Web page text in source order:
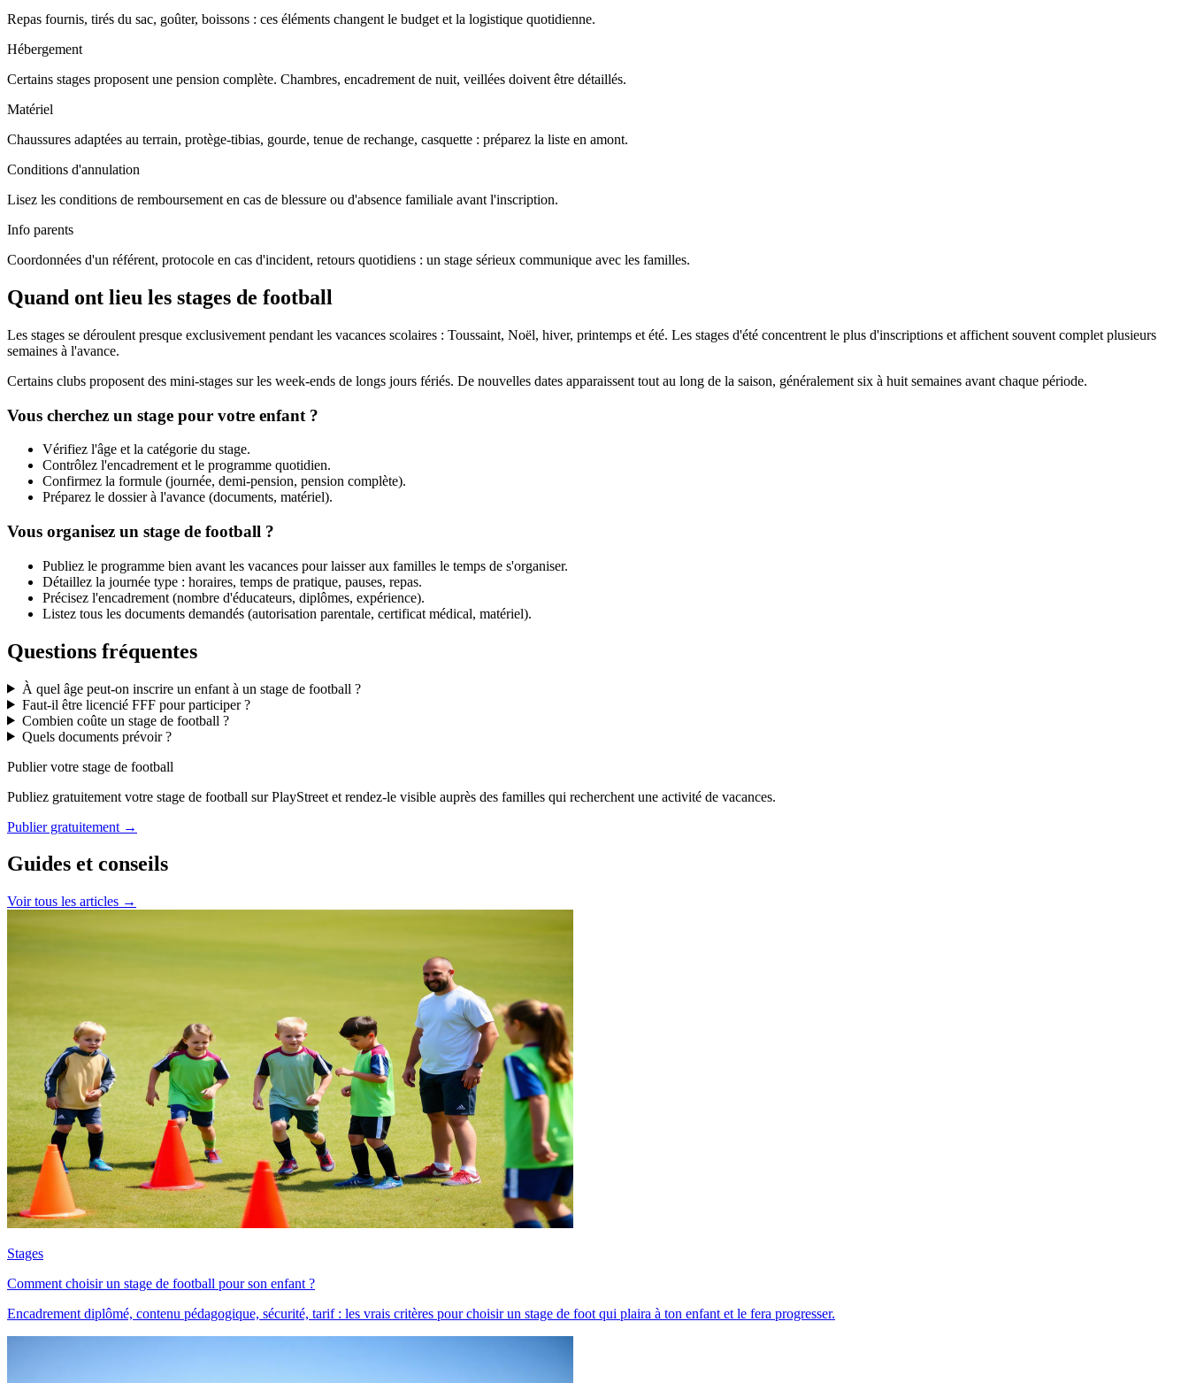
Repas fournis, tirés du sac, goûter, boissons : ces éléments changent le budget et la logistique quotidienne.
Hébergement
Certains stages proposent une pension complète. Chambres, encadrement de nuit, veillées doivent être détaillés.
Matériel
Chaussures adaptées au terrain, protège-tibias, gourde, tenue de rechange, casquette : préparez la liste en amont.
Conditions d'annulation
Lisez les conditions de remboursement en cas de blessure ou d'absence familiale avant l'inscription.
Info parents
Coordonnées d'un référent, protocole en cas d'incident, retours quotidiens : un stage sérieux communique avec les familles.
Quand ont lieu les stages de football
Les stages se déroulent presque exclusivement pendant les vacances scolaires : Toussaint, Noël, hiver, printemps et été. Les stages d'été concentrent le plus d'inscriptions et affichent souvent complet plusieurs
semaines à l'avance.
Certains clubs proposent des mini-stages sur les week-ends de longs jours fériés. De nouvelles dates apparaissent tout au long de la saison, généralement six à huit semaines avant chaque période.
Vous cherchez un stage pour votre enfant ?
Vérifiez l'âge et la catégorie du stage.
Contrôlez l'encadrement et le programme quotidien.
Confirmez la formule (journée, demi-pension, pension complète).
Préparez le dossier à l'avance (documents, matériel).
Vous organisez un stage de football ?
Publiez le programme bien avant les vacances pour laisser aux familles le temps de s'organiser.
Détaillez la journée type : horaires, temps de pratique, pauses, repas.
Précisez l'encadrement (nombre d'éducateurs, diplômes, expérience).
Listez tous les documents demandés (autorisation parentale, certificat médical, matériel).
Questions fréquentes
À quel âge peut-on inscrire un enfant à un stage de football ?
Faut-il être licencié FFF pour participer ?
Combien coûte un stage de football ?
Quels documents prévoir ?
Publier votre stage de football
Publiez gratuitement votre stage de football sur PlayStreet et rendez-le visible auprès des familles qui recherchent une activité de vacances.
Publier gratuitement →
Guides et conseils
Voir tous les articles →
Stages
Comment choisir un stage de football pour son enfant ?
Encadrement diplômé, contenu pédagogique, sécurité, tarif : les vrais critères pour choisir un stage de foot qui plaira à ton enfant et le fera progresser.